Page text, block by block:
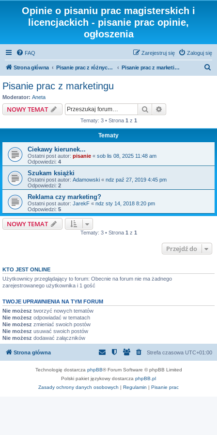
Opinie o pisaniu prac magisterskich i
licencjackich - pisanie prac opinie,
ogłoszenia
FAQ Zaloguj się
Zarejestruj się
Strona główna Pisanie prac z różnych dziedzin i kierunków Pisanie prac z marketingu
Pisanie prac z marketingu
Moderator: Aneta
NOWY TEMAT Szukaj
Tematy: 3 • Strona 1 z 1
Tematy
Ciekawy kierunek...
Ostatni post autor: pisanie « sob lis 08, 2025 11:48 am
Odpowiedzi: 4
Szukam książki
Ostatni post autor: Adamowski « ndz paź 27, 2019 4:45 pm
Odpowiedzi: 2
Reklama czy marketing?
Ostatni post autor: JarekF « ndz sty 14, 2018 8:20 pm
Odpowiedzi: 5
NOWY TEMAT
Tematy: 3 • Strona 1 z 1
Przejdź do
KTO JEST ONLINE
Użytkownicy przeglądający to forum: Obecnie na forum nie ma żadnego
zarejestrowanego użytkownika i 1 gość
TWOJE UPRAWNIENIA NA TYM FORUM
Nie możesz tworzyć nowych tematów
Nie możesz odpowiadać w tematach
Nie możesz zmieniać swoich postów
Nie możesz usuwać swoich postów
Nie możesz dodawać załączników
Strona główna Strefa czasowa UTC+01:00
Technologię dostarcza phpBB® Forum Software © phpBB Limited
Polski pakiet językowy dostarcza phpBB.pl
Zasady ochrony danych osobowych | Regulamin | Pisanie prac